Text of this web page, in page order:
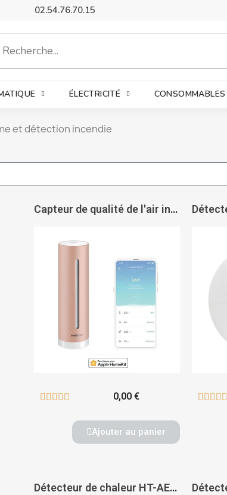
02.54.76.70.15
ÉLECTRICITÉ CONSOMMABLES
et détection incendie
Capteur de qualité de l'air intérieur intelligent et connecté Netatmo - NETATMO PRO
     0,00 €
Ajouter au panier
    
Détecteur de chaleur HT-AE-630-EUR - FIRE ANGEL